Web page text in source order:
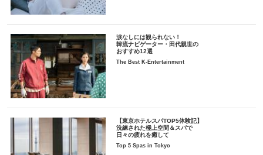
涙なしには観られない！
韓流ナビゲーター・田代親世の
おすすめ12選
The Best K-Entertainment
【東京ホテルスパTOP5体験記】
洗練された極上空間＆スパで
日々の疲れを癒して
Top 5 Spas in Tokyo